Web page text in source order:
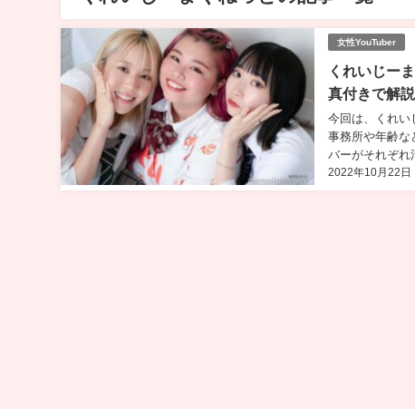
女性YouTuber
くれいじー
真付きで解説
2022年10月22日
今回は、くれい
事務所や年齢な
バーがそれぞれ